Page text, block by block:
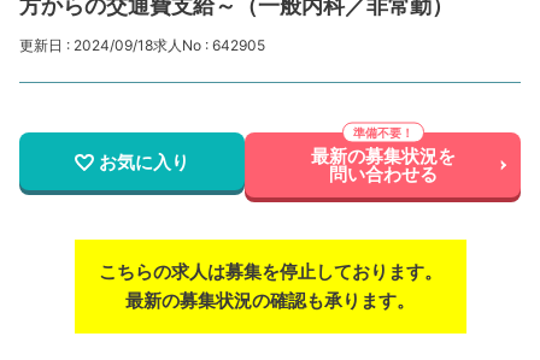
方からの交通費支給～（一般内科／非常勤）
更新日 : 2024/09/18求人No : 642905
お気に入り 最新の募集状況を
問い合わせる
こちらの求人は募集を停止しております。
最新の募集状況の確認も承ります。